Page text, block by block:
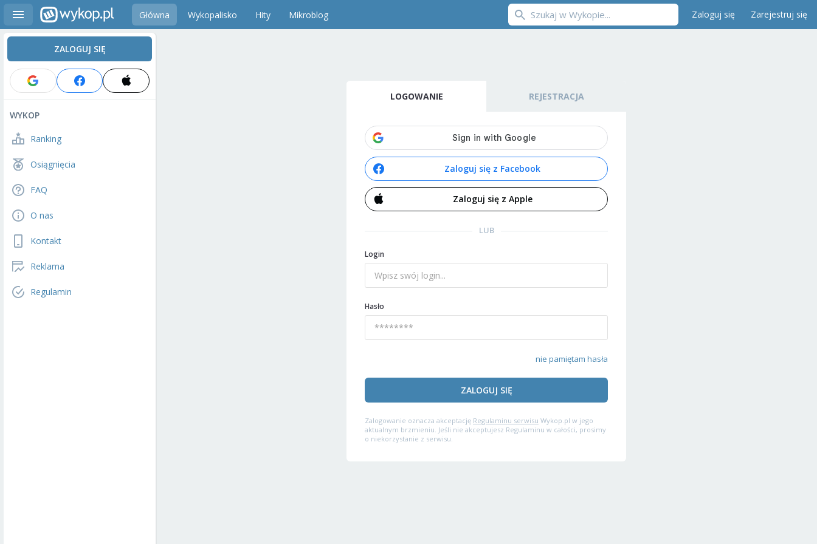
Główna Wykopalisko Hity Mikroblog Zaloguj się Zarejestruj się
ZALOGUJ SIĘ
WYKOP
Ranking
Osiągnięcia
FAQ
O nas
Kontakt
Reklama
Regulamin
LOGOWANIE REJESTRACJA
Zaloguj się z Facebook
Zaloguj się z Apple
LUB
Login
Hasło
nie pamiętam hasła
ZALOGUJ SIĘ
Zalogowanie oznacza akceptację Regulaminu serwisu Wykop.pl w jego
aktualnym brzmieniu. Jeśli nie akceptujesz Regulaminu w całości, prosimy
o niekorzystanie z serwisu.